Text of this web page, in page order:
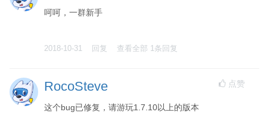
呵呵，一群新手
2018-10-31 回复 查看全部 1条回复
RocoSteve 点赞
这个bug已修复，请游玩1.7.10以上的版本